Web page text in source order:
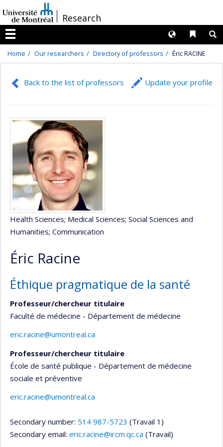
au
contenu
/Research
Menu
Liens
Langues
Home Our researchers Directory of professors Éric RACINE
Back to the list of professors Update your profile
Health Sciences; Medical Sciences; Social Sciences and
Humanities; Communication
Éric Racine
Éthique pragmatique de la santé
Professeur/chercheur titulaire
Faculté de médecine - Département de médecine
eric.racine@umontreal.ca
Professeur/chercheur titulaire
École de santé publique - Département de médecine
sociale et préventive
eric.racine@umontreal.ca
Secondary number: 514 987-5723 (Travail 1)
Secondary email: eric.racine@ircm.qc.ca (Travail)